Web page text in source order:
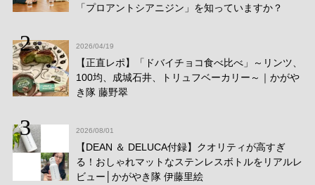
「プロアントシアニジン」を知っていますか？
2026/04/19
【正直レポ】「ドバイチョコ食べ比べ」～リンツ、
100均、成城石井、トリュフベーカリー～｜かがや
き隊 藤野翠
2026/08/01
【DEAN ＆ DELUCA付録】クオリティが高すぎ
る！おしゃれマットなステンレスボトルをリアルレ
ビュー│かがやき隊 伊藤里絵